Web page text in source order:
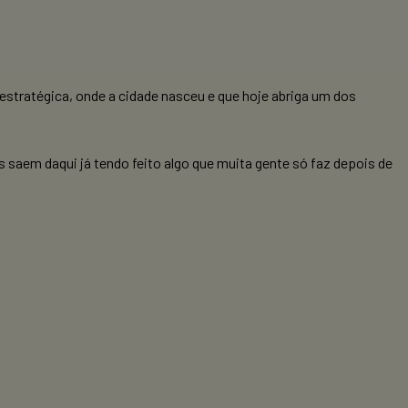
onde a cidade nasceu e que hoje abriga um dos
daqui já tendo feito algo que muita gente só faz depois de